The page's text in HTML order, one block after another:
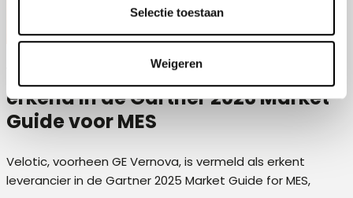
Selectie toestaan
Weigeren
Velotic, voorheen GE Vernova is
erkend in de Gartner 2026 Market
Guide voor MES
Velotic, voorheen GE Vernova, is vermeld als erkent
leverancier in de Gartner 2025 Market Guide for MES,